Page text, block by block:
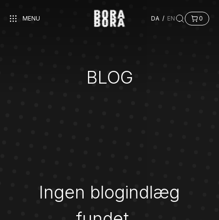
MENU DA / EN 0
BLOG
Ingen blogindlæg